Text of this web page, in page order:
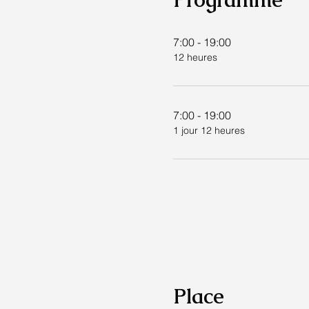
"Cœur Nomade" est une
Embarquez avec nous et
7:00 - 19:00
12 heures
7:00 - 19:00
1 jour 12 heures
Place